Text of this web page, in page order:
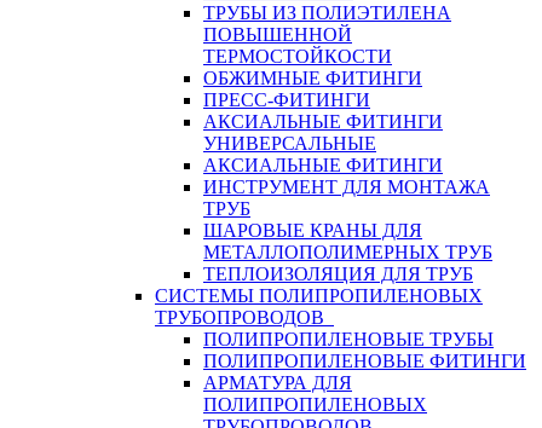
ТРУБЫ ИЗ ПОЛИЭТИЛЕНА
ПОВЫШЕННОЙ
ТЕРМОСТОЙКОСТИ
ОБЖИМНЫЕ ФИТИНГИ
ПРЕСС-ФИТИНГИ
АКСИАЛЬНЫЕ ФИТИНГИ
УНИВЕРСАЛЬНЫЕ
АКСИАЛЬНЫЕ ФИТИНГИ
ИНСТРУМЕНТ ДЛЯ МОНТАЖА
ТРУБ
ШАРОВЫЕ КРАНЫ ДЛЯ
МЕТАЛЛОПОЛИМЕРНЫХ ТРУБ
ТЕПЛОИЗОЛЯЦИЯ ДЛЯ ТРУБ
СИСТЕМЫ ПОЛИПРОПИЛЕНОВЫХ
ТРУБОПРОВОДОВ
ПОЛИПРОПИЛЕНОВЫЕ ТРУБЫ
ПОЛИПРОПИЛЕНОВЫЕ ФИТИНГИ
АРМАТУРА ДЛЯ
ПОЛИПРОПИЛЕНОВЫХ